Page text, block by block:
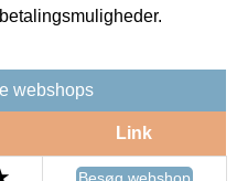
webshops
Link